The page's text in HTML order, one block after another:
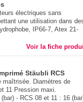
électriques sans
une utilisation dans
IP66-7, Atex 21-
Voir la fiche
Stäubli RCS
maîtrisée. Diamètres de
11 Pression maxi.
- RCS 08 et 11 : 16